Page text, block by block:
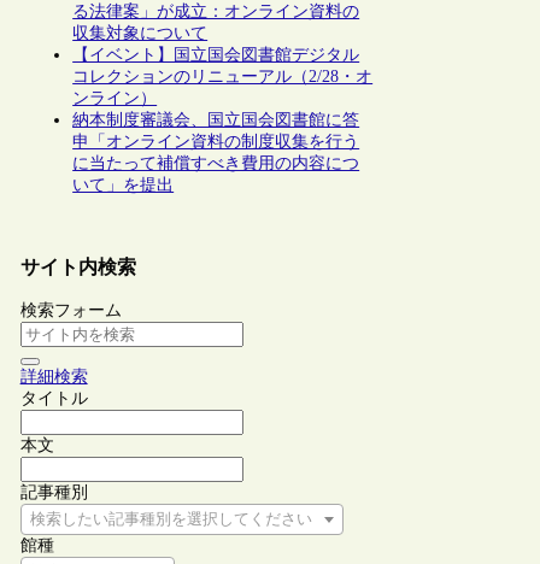
る法律案」が成立：オンライン資料の
収集対象について
【イベント】国立国会図書館デジタル
コレクションのリニューアル（2/28・オ
ンライン）
納本制度審議会、国立国会図書館に答
申「オンライン資料の制度収集を行う
に当たって補償すべき費用の内容につ
いて」を提出
サイト内検索
検索フォーム
詳細検索
タイトル
本文
記事種別
検索したい記事種別を選択してください
館種